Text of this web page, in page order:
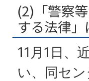
(2)「警察
する法律
11月1日、
い、同セ